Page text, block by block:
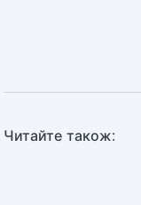
Читайте також: